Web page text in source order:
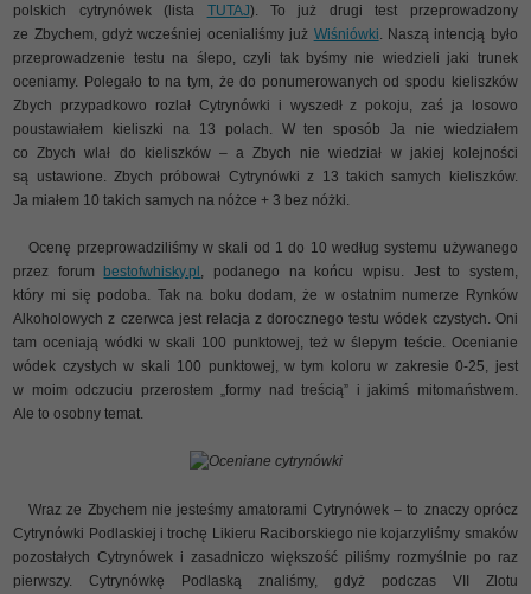
polskich cytrynówek (lista TUTAJ). To już drugi test przeprowadzony
ze Zbychem, gdyż wcześniej ocenialiśmy już Wiśniówki . Naszą intencją było
przeprowadzenie testu na ślepo, czyli tak byśmy nie wiedzieli jaki trunek
oceniamy. Polegało to na tym, że do ponumerowanych od spodu kieliszków
Zbych przypadkowo rozlał Cytrynówki i wyszedł z pokoju, zaś ja losowo
poustawiałem kieliszki na 13 polach. W ten sposób Ja nie wiedziałem
co Zbych wlał do kieliszków – a Zbych nie wiedział w jakiej kolejności
są ustawione. Zbych próbował Cytrynówki z 13 takich samych kieliszków.
Ja miałem 10 takich samych na nóżce + 3 bez nóżki.
Ocenę przeprowadziliśmy w skali od 1 do 10 według systemu używanego
przez forum bestofwhisky.pl
, podanego na końcu wpisu. Jest to system,
który mi się podoba. Tak na boku dodam, że w ostatnim numerze Rynków
Alkoholowych z czerwca jest relacja z dorocznego testu wódek czystych. Oni
tam oceniają wódki w skali 100 punktowej, też w ślepym teście. Ocenianie
wódek czystych w skali 100 punktowej, w tym koloru w zakresie 0-25, jest
w moim odczuciu przerostem „formy nad treścią” i jakimś mitomaństwem.
Ale to osobny temat.
Oceniane cytrynówki
Wraz ze Zbychem nie jesteśmy amatorami Cytrynówek – to znaczy oprócz
Cytrynówki Podlaskiej i trochę Likieru Raciborskiego nie kojarzyliśmy smaków
pozostałych Cytrynówek i zasadniczo większość piliśmy rozmyślnie po raz
pierwszy. Cytrynówkę Podlaską znaliśmy, gdyż podczas VII Zlotu